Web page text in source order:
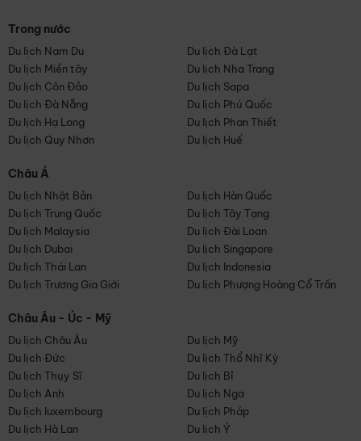
Trong nước
Du lịch Nam Du
Du lịch Đà Lạt
Du lịch Miền tây
Du lịch Nha Trang
Du lịch Côn Đảo
Du lịch Sapa
Du lịch Đà Nẵng
Du lịch Phú Quốc
Du lịch Hạ Long
Du lịch Phan Thiết
Du lịch Quy Nhơn
Du lịch Huế
Châu Á
Du lịch Nhật Bản
Du lịch Hàn Quốc
Du lịch Trung Quốc
Du lịch Tây Tạng
Du lịch Malaysia
Du lịch Đài Loan
Du lịch Dubai
Du lịch Singapore
Du lịch Thái Lan
Du lịch Indonesia
Du lịch Trương Gia Giới
Du lịch Phượng Hoàng Cổ Trấn
Châu Âu - Úc - Mỹ
Du lịch Châu Âu
Du lịch Mỹ
Du lịch Đức
Du lịch Thổ Nhĩ Kỳ
Du lịch Thụy Sĩ
Du lịch Bỉ
Du lịch Anh
Du lịch Nga
Du lịch luxembourg
Du lịch Pháp
Du lịch Hà Lan
Du lịch Ý